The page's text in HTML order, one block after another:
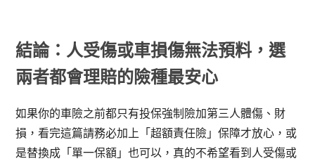
結論：人受傷或車損傷無法預料，選
兩者都會理賠的險種最安心
如果你的車險之前都只有投保強制險加第三人體傷、財
損，看完這篇請務必加上「超額責任險」保障才放心，或
是替換成「單一保額」也可以，真的不希望看到人受傷或